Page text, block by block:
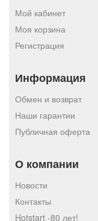
Мой кабинет
Моя корзина
Регистрация
Информация
Обмен и возврат
Наши гарантии
Публичная оферта
О компании
Новости
Контакты
Hotstart -80 лет!